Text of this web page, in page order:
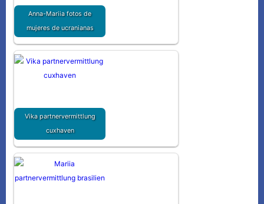
Anna-Mariia fotos de
mujeres de ucranianas
Vika partnervermittlung
cuxhaven